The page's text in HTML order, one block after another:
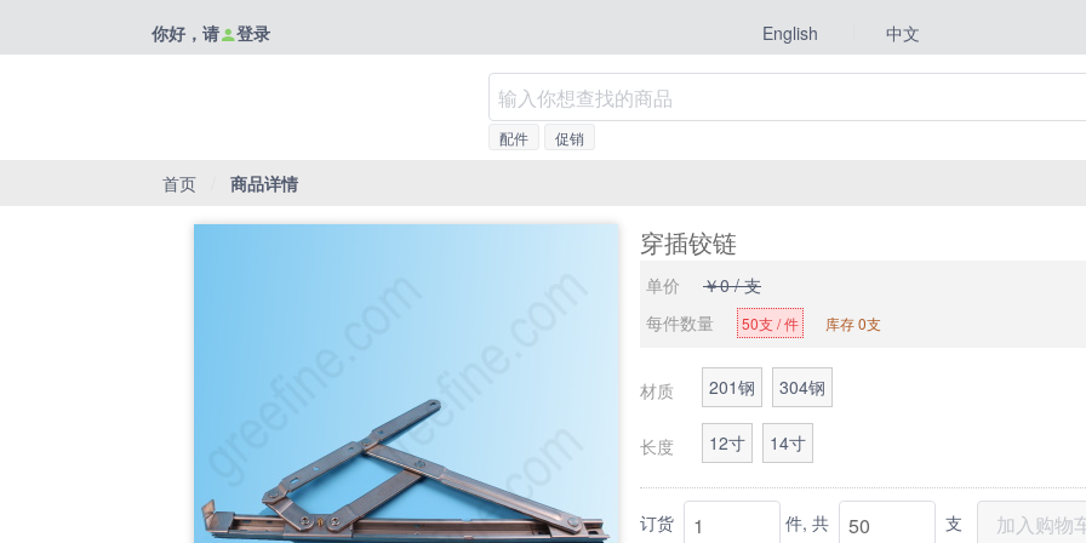
你好，请 登录 English 中文
配件 促销
首页 商品详情
穿插铰链
单价
￥0 / 支
每件数量
50支 / 件 库存 0支
材质 201钢 304钢
长度 12寸 14寸
订货 件, 共 支 加入购物